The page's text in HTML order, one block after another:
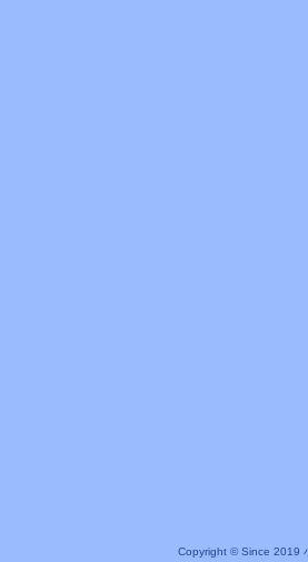
Copyright © Since 2019